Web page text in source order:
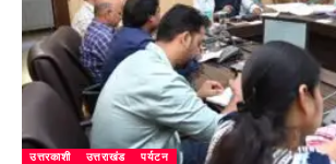
उत्तरकाशी उत्तराखंड पर्यटन